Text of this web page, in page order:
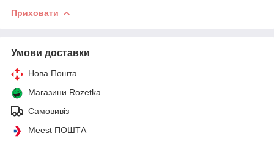
Приховати
Умови доставки
Нова Пошта
Магазини Rozetka
Самовивіз
Meest ПОШТА